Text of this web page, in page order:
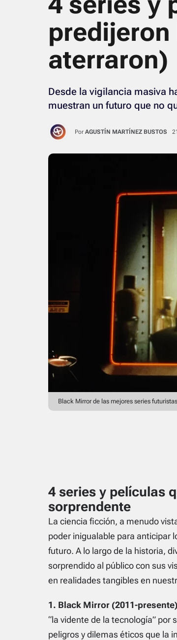
aterraron)
Desde la vigilancia masiva
muestran un futuro que no
Por AGUSTÍN MARTÍNEZ BUSTOS
Black Mirror de las mejores series
4 series y películas
sorprendente
La ciencia ficción, a menudo
poder inigualable para anticipar
futuro. A lo largo de la historia,
sorprendido al público con sus
en realidades tangibles en
1. Black Mirror (2011-
“la vidente de la tecnología”
peligros y dilemas éticos que la